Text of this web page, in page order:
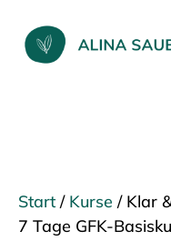
Start / Kurse / Klar
7 Tage GFK-